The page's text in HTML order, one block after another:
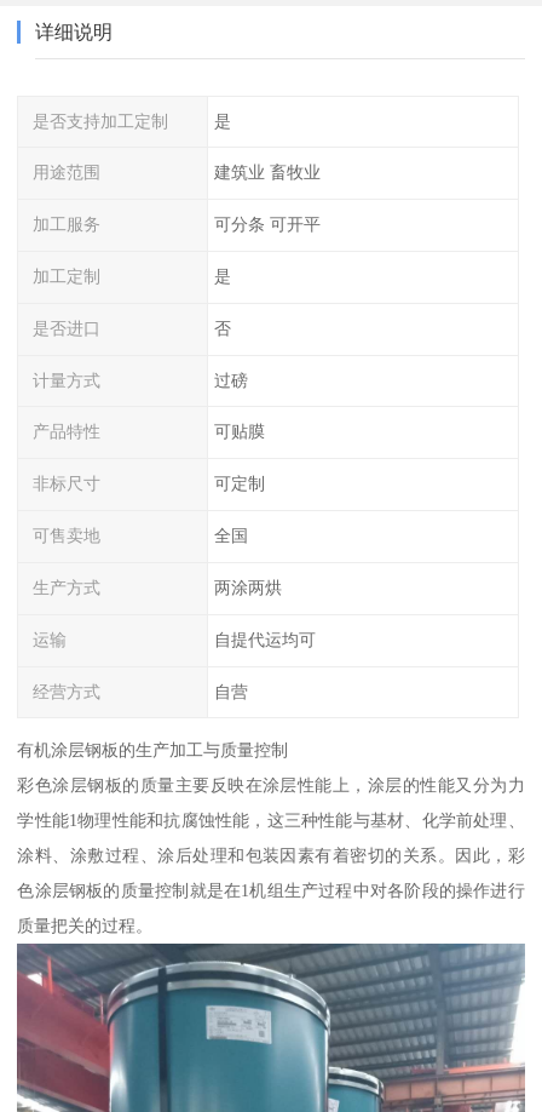
详细说明
是否支持加工定制 是
用途范围 建筑业 畜牧业
加工服务 可分条 可开平
加工定制 是
是否进口 否
计量方式 过磅
产品特性 可贴膜
非标尺寸 可定制
可售卖地 全国
生产方式 两涂两烘
运输 自提代运均可
经营方式 自营
有机涂层钢板的生产加工与质量控制
彩色涂层钢板的质量主要反映在涂层性能上，涂层的性能又分为力
学性能1物理性能和抗腐蚀性能，这三种性能与基材、化学前处理、
涂料、涂敷过程、涂后处理和包装因素有着密切的关系。因此，彩
色涂层钢板的质量控制就是在1机组生产过程中对各阶段的操作进行
质量把关的过程。